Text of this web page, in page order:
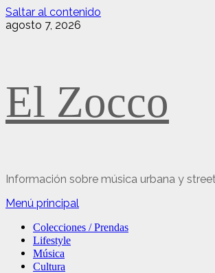
Saltar al contenido
agosto 7, 2026
El Zocco
Información sobre música urbana y
Menú principal
Colecciones / Prendas
Lifestyle
Música
Cultura